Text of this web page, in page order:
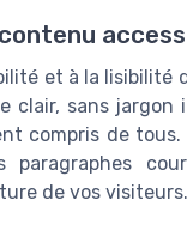
et à la lisibilité
clair, sans jargon
compris de
de vos visiteurs.